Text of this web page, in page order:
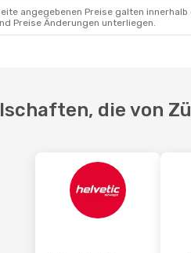
DBV
- ZRH
angegebenen Preise galten
Preise Änderungen unterliegen.
die von